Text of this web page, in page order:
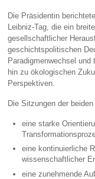
Die Präsidentin
Leibniz‑Tag, die ein
gesellschaftlicher
geschichtspolitischen
Paradigmenwechsel
hin zu ökologischen
Perspektiven.
Die Sitzungen der beiden
eine starke
eine kontinuierliche
wissenschaftlicher
eine zunehmende